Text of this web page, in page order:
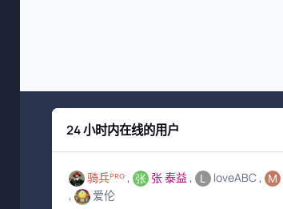
24 小时内在线的用户
骑兵ᴾᴿᴼ 张 泰益 loveABC
爱伦